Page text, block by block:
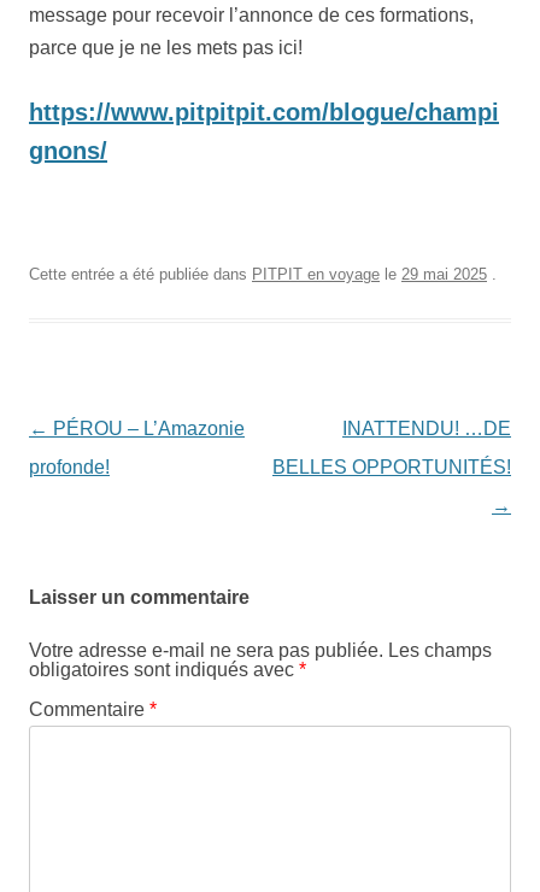
message pour recevoir l’annonce de ces formations,
parce que je ne les mets pas ici!
https://www.pitpitpit.com/blogue/champi
gnons/
Cette entrée a été publiée dans PITPIT en voyage le 29 mai 2025 .
Navigation
des
← PÉROU – L’Amazonie
profonde!
INATTENDU! …DE
BELLES OPPORTUNITÉS!
→
Laisser un commentaire
Votre adresse e-mail ne sera pas publiée. Les champs
obligatoires sont indiqués avec *
Commentaire *